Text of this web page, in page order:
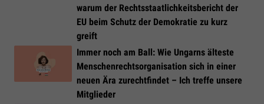
warum der Rechtsstaatlichkeitsbericht der
EU beim Schutz der Demokratie zu kurz
greift
Immer noch am Ball: Wie Ungarns älteste
Menschenrechtsorganisation sich in einer
neuen Ära zurechtfindet – Ich treffe unsere
Mitglieder